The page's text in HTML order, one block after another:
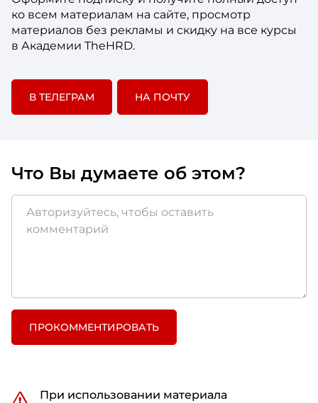
ко всем материалам на сайте, просмотр
материалов без рекламы и скидку на все курсы
в Академии TheHRD.
В ТЕЛЕГРАМ НА ПОЧТУ
Что Вы думаете об этом?
ПРОКОММЕНТИРОВАТЬ
При использовании материала